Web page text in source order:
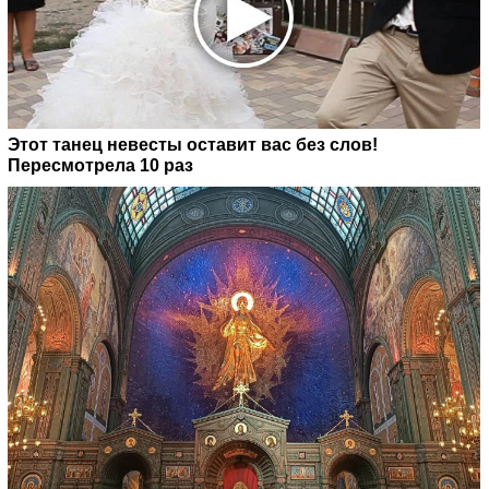
Этот танец невесты оставит вас без слов!
Пересмотрела 10 раз